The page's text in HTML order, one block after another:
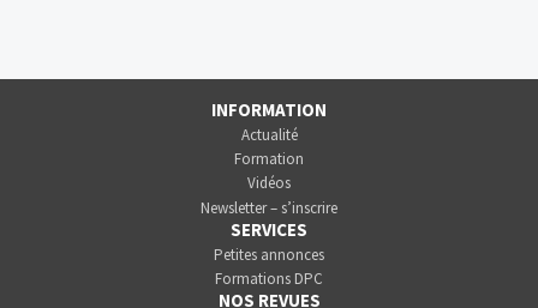
INFORMATION
Actualité
Formation
Vidéos
Newsletter – s’inscrire
SERVICES
Petites annonces
Formations DPC
NOS REVUES